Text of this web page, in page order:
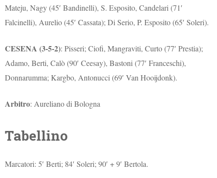
Mateju, Nagy (45′ Bandinelli), S. Esposito, Candelari (71′
Falcinelli), Aurelio (45′ Cassata); Di Serio, P. Esposito (65′ Soleri).
CESENA (3-5-2): Pisseri; Ciofi, Mangraviti, Curto (77′ Prestia);
Adamo, Berti, Calò (90′ Ceesay), Bastoni (77′ Franceschi),
Donnarumma; Kargbo, Antonucci (69′ Van Hooijdonk).
Arbitro: Aureliano di Bologna
Tabellino
Marcatori: 5′ Berti; 84′ Soleri; 90′ + 9′ Bertola.